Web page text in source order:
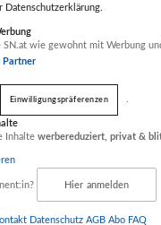
ab nur€ 110,00
Datenschutzerklärung.
SN.at wie gewohnt mit Werbung
Partner
Einwilligungspräferenzen
Inhalte werbereduziert, privat &
Hier anmelden
Datenschutz AGB Abo FAQ